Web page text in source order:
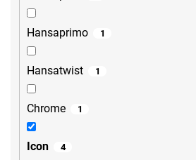
Hansaprimo 1
Hansatwist 1
Chrome 1
Icon 4